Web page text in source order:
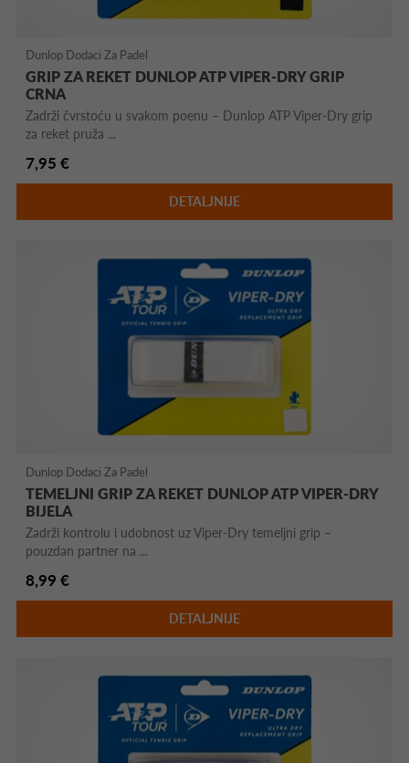
Dunlop Dodaci Za Padel
GRIP ZA REKET DUNLOP ATP VIPER-DRY GRIP
CRNA
Zadrži čvrstoću u svakom poenu – Dunlop ATP Viper-Dry grip
za reket pruža ...
7,95 €
DETALJNIJE
Dunlop Dodaci Za Padel
TEMELJNI GRIP ZA REKET DUNLOP ATP VIPER-DRY
BIJELA
Zadrži kontrolu i udobnost uz Viper-Dry temeljni grip –
pouzdan partner na ...
8,99 €
DETALJNIJE